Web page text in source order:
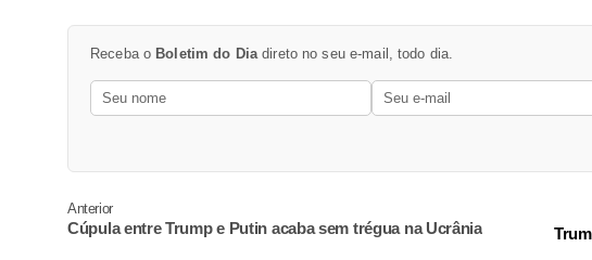
Receba o Boletim do Diadireto no seu e-mail, todo dia.
Anterior
Cúpula entre Trump e Putin acaba sem trégua na Ucrânia